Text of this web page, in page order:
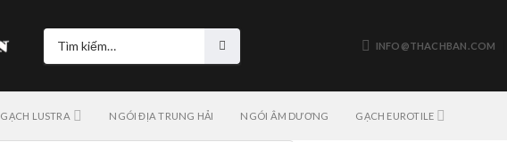
Tìm
kiếm:
INFO@THACHBAN.COM
GẠCH LUSTRA NGÓI ĐỊA TRUNG HẢI NGÓI ÂM DƯƠNG GẠCH EUROTILE